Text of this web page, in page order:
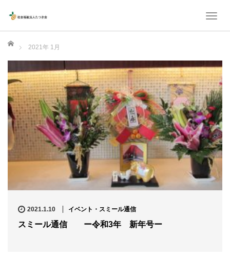
T
o
g
l
e
n
a
v
i
g
a
t
ホーム
2021年 1月
2021.1.10 イベント・スミール通信
スミール通信 ー令和3年 新年号ー